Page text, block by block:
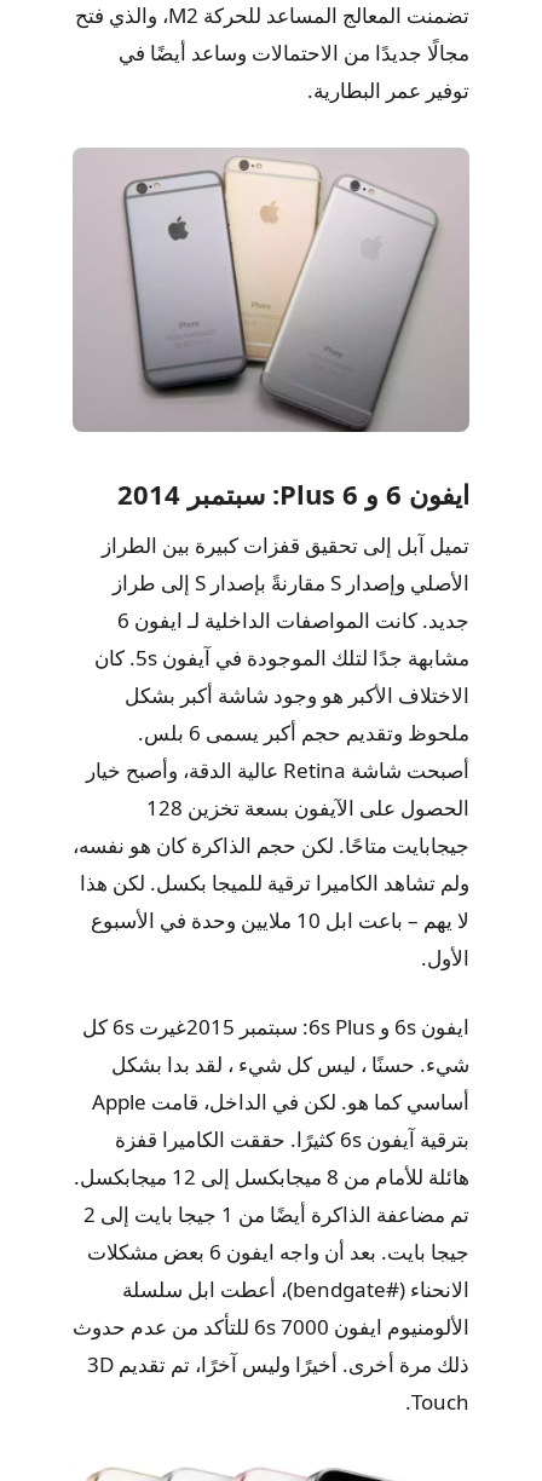
تضمنت المعالج المساعد للحركة M2، والذي فتح
مجالًا جديدًا من الاحتمالات وساعد أيضًا في
توفير عمر البطارية.
ايفون 6 و 6 Plus: سبتمبر 2014
تميل آبل إلى تحقيق قفزات كبيرة بين الطراز
الأصلي وإصدار S مقارنةً بإصدار S إلى طراز
جديد. كانت المواصفات الداخلية لـ ايفون 6
مشابهة جدًا لتلك الموجودة في آيفون 5s. كان
الاختلاف الأكبر هو وجود شاشة أكبر بشكل
ملحوظ وتقديم حجم أكبر يسمى 6 بلس.
أصبحت شاشة Retina عالية الدقة، وأصبح خيار
الحصول على الآيفون بسعة تخزين 128
جيجابايت متاحًا. لكن حجم الذاكرة كان هو نفسه،
ولم تشاهد الكاميرا ترقية للميجا بكسل. لكن هذا
لا يهم – باعت ابل 10 ملايين وحدة في الأسبوع
الأول.
ايفون 6s و 6s Plus: سبتمبر 2015غيرت 6s كل
شيء. حسنًا ، ليس كل شيء ، لقد بدا بشكل
أساسي كما هو. لكن في الداخل، قامت Apple
بترقية آيفون 6s كثيرًا. حققت الكاميرا قفزة
هائلة للأمام من 8 ميجابكسل إلى 12 ميجابكسل.
تم مضاعفة الذاكرة أيضًا من 1 جيجا بايت إلى 2
جيجا بايت. بعد أن واجه ايفون 6 بعض مشكلات
الانحناء (#bendgate)، أعطت ابل سلسلة
الألومنيوم ايفون 6s 7000 للتأكد من عدم حدوث
ذلك مرة أخرى. أخيرًا وليس آخرًا، تم تقديم 3D
Touch.